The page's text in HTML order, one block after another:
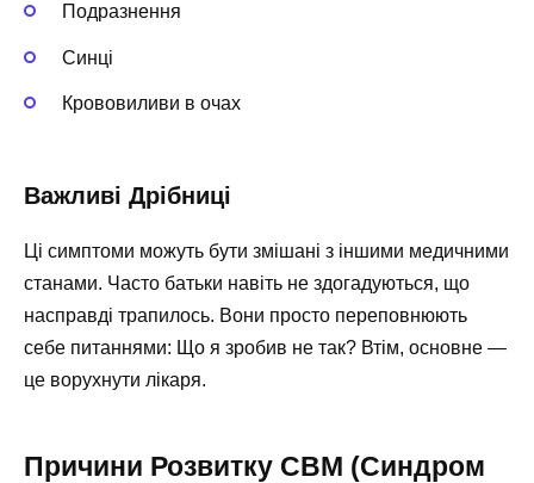
Подразнення
Синці
Крововиливи в очах
Важливі Дрібниці
Ці симптоми можуть бути змішані з іншими медичними
станами. Часто батьки навіть не здогадуються, що
насправді трапилось. Вони просто переповнюють
себе питаннями: Що я зробив не так? Втім, основне —
це ворухнути лікаря.
Причини Розвитку СВМ (Синдром